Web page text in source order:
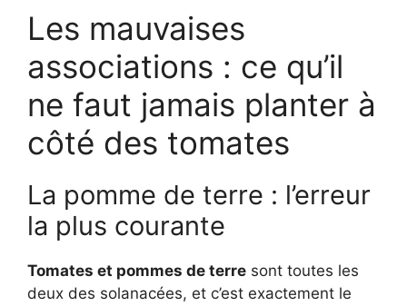
Les mauvaises
associations : ce qu’il
ne faut jamais planter à
côté des tomates
La pomme de terre : l’erreur
la plus courante
Tomates et pommes de terre sont toutes les
deux des solanacées, et c’est exactement le